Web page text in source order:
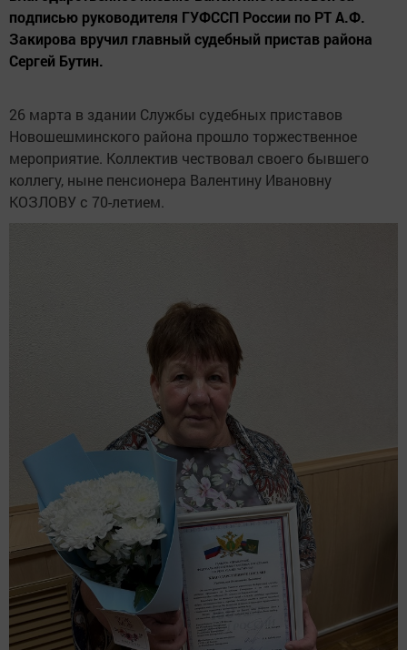
подписью руководителя ГУФССП России по РТ А.Ф.
Закирова вручил главный судебный пристав района
Сергей Бутин.
26 марта в здании Службы судебных приставов
Новошешминского района прошло торжественное
мероприятие. Коллектив чествовал своего бывшего
коллегу, ныне пенсионера Валентину Ивановну
КОЗЛОВУ с 70-летием.